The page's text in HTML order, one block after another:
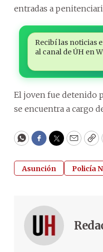
entradas a
Recibí las noticias
al canal de ÚH en
El joven fue detenido
se encuentra a cargo
WhatsApp
Facebook
Twitter
Email
Asunción Policía